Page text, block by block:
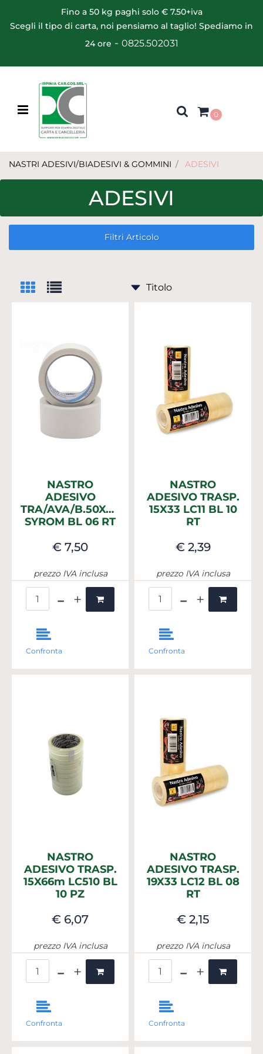
Fino a 50 kg paghi solo € 7.50+iva
Scegli il tipo di carta, noi pensiamo al taglio! Spediamo in
24 ore - 0825.502031
Open menu
0
NASTRI ADESIVI/BIADESIVI & GOMMINI ADESIVI
ADESIVI
Filtri Articolo
NASTRO
ADESIVO
TRA/AVA/B.50X66m
SYROM BL 06 RT
€ 7,50
prezzo IVA inclusa
Confronta
NASTRO
ADESIVO TRASP.
15X33 LC11 BL 10
RT
€ 2,39
prezzo IVA inclusa
Confronta
NASTRO
ADESIVO TRASP.
15X66m LC510 BL
10 PZ
€ 6,07
prezzo IVA inclusa
Confronta
NASTRO
ADESIVO TRASP.
19X33 LC12 BL 08
RT
€ 2,15
prezzo IVA inclusa
Confronta